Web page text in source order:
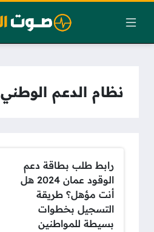
نظام الدعم الوطني
رابط طلب بطاقة دعم
الوقود عمان 2024 هل
أنت مؤهل؟ طريقة
التسجيل بخطوات
بسيطة للمواطنين